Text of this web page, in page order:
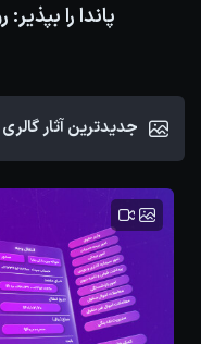
پاندا را
جدیدترین آثار گالری